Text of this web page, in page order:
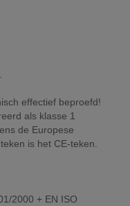
effectief beproefd!
als klasse 1
de Europese
is het CE-teken.
2000 + EN ISO